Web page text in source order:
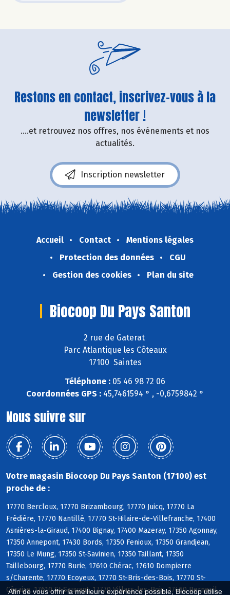
Afin de vous offrir la meilleure expérience possible, Biocoop utilise
Restons en contact, inscrivez-vous à la
newsletter !
....et retrouvez nos offres, nos événements et nos
actualités.
Inscription newsletter
Accueil Contact
Mentions légales
Protection des données
CGU
Gestion des cookies
Plan du site
Biocoop Du Pays Santon
2 rue de Gaterat
Parc Atlantique les Côteaux
17100 Saintes
Téléphone : 05 46 98 72 06
Coordonnées GPS : 45,7461594 ° , -0,6759842 °
Nous suivre sur
Votre magasin Biocoop Du Pays Santon (17100) est
proche de :
17770 Bercloux, 17770 Brizambourg, 17770 Juicq, 17770 La
Frédière, 17770 Nantillé, 17770 St-Hilaire-de-Villefranche, 17400
Asnières-la-Giraud, 17400 Bignay, 17400 Mazeray, 17350 Agonnay,
17350 Annepont, 17430 Bords, 17350 Fenioux, 17350 Grandjean,
17350 Le Mung, 17350 St-Savinien, 17350 Taillant, 17350
Taillebourg, 17770 Burie, 17610 Chérac, 17610 Dompierre
s/Charente, 17770 Ecoyeux, 17770 St-Bris-des-Bois, 17770 St-
Césaire, 17610 St-Sauvant, 17770 Villars-les-Bois, 17460 Berneuil,